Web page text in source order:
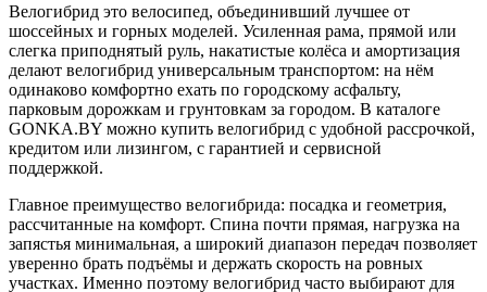
Велогибрид это велосипед, объединивший лучшее от
шоссейных и горных моделей. Усиленная рама, прямой или
слегка приподнятый руль, накатистые колёса и амортизация
делают велогибрид универсальным транспортом: на нём
одинаково комфортно ехать по городскому асфальту,
парковым дорожкам и грунтовкам за городом. В каталоге
GONKA.BY можно купить велогибрид с удобной рассрочкой,
кредитом или лизингом, с гарантией и сервисной
поддержкой.
Главное преимущество велогибрида: посадка и геометрия,
рассчитанные на комфорт. Спина почти прямая, нагрузка на
запястья минимальная, а широкий диапазон передач позволяет
уверенно брать подъёмы и держать скорость на ровных
участках. Именно поэтому велогибрид часто выбирают для